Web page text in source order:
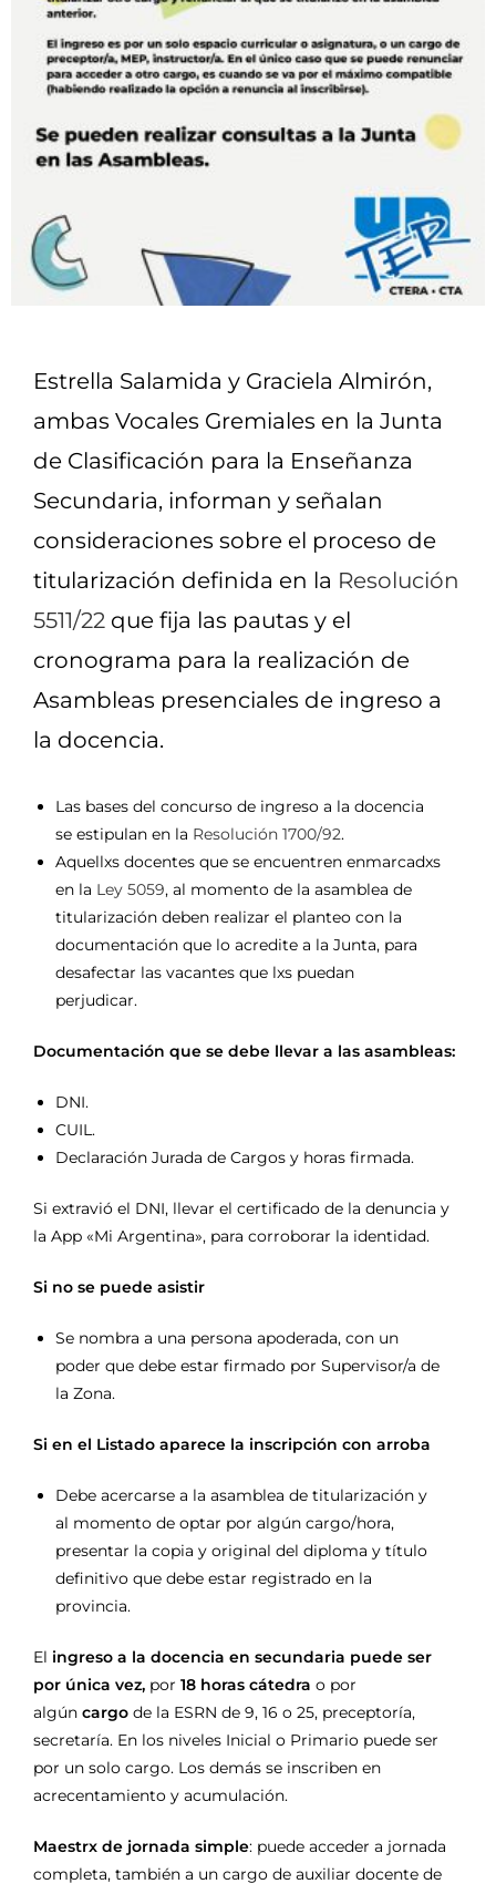
Estrella Salamida y Graciela Almirón,
ambas Vocales Gremiales en la Junta
de Clasificación para la Enseñanza
Secundaria, informan y señalan
consideraciones sobre el proceso de
titularización definida en la Resolución
5511/22 que fija las pautas y el
cronograma para la realización de
Asambleas presenciales de ingreso a
la docencia.
Las bases del concurso de ingreso a la docencia
se estipulan en la Resolución 1700/92.
Aquellxs docentes que se encuentren enmarcadxs
en la Ley 5059, al momento de la asamblea de
titularización deben realizar el planteo con la
documentación que lo acredite a la Junta, para
desafectar las vacantes que lxs puedan
perjudicar.
Documentación que se debe llevar a las asambleas:
DNI.
CUIL.
Declaración Jurada de Cargos y horas firmada.
Si extravió el DNI, llevar el certificado de la denuncia y
la App «Mi Argentina», para corroborar la identidad.
Si no se puede asistir
Se nombra a una persona apoderada, con un
poder que debe estar firmado por Supervisor/a de
la Zona.
Si en el Listado aparece la inscripción con arroba
Debe acercarse a la asamblea de titularización y
al momento de optar por algún cargo/hora,
presentar la copia y original del diploma y título
definitivo que debe estar registrado en la
provincia.
El ingreso a la docencia en secundaria puede ser
por única vez, por 18 horas cátedra o por
algún cargo de la ESRN de 9, 16 o 25, preceptoría,
secretaría. En los niveles Inicial o Primario puede ser
por un solo cargo. Los demás se inscriben en
acrecentamiento y acumulación.
Maestrx de jornada simple: puede acceder a jornada
completa, también a un cargo de auxiliar docente de